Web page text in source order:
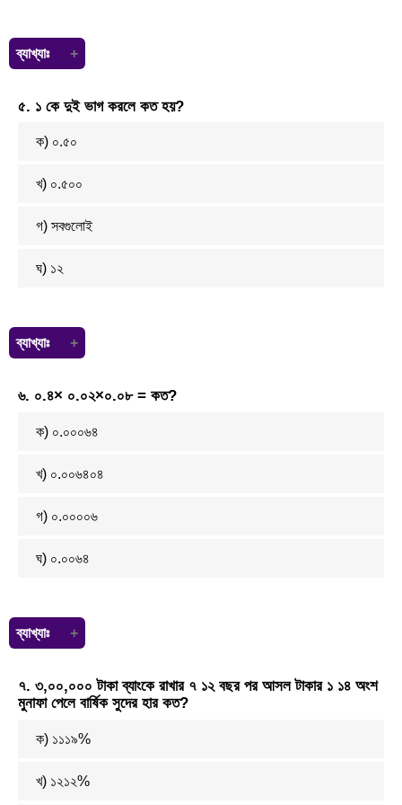
ব্যাখ্যাঃ
তিন গুণ হলো ২৭। ২৭ এর তিন গুণ হলো ৮১।
৫. ১ কে দুই ভাগ করলে কত হয়?
ক) ০.৫০
খ) ০.৫০০
গ) সবগুলোই
ঘ) ১২
ব্যাখ্যাঃ
.৫০০×২=১.০০০
সবগুলো একই মান
৬. ০.৪× ০.০২×০.০৮ = কত?
ক) ০.০০০৬৪
খ) ০.০০৬৪০৪
গ) ০.০০০০৬
ঘ) ০.০০৬৪
ব্যাখ্যাঃ
৪×২×৮ = ৬৪। দশমিক এর পরে সংখ্যা গুনে নিন = মোট ৫ টি।
অতএব উত্তর হবে দশমিক এর পরে গুনফল সহ মোট ৫ টি স্যখ্যা ০.০০০৬৪।
৭. ৩,০০,০০০ টাকা ব্যাংকে রাখার ৭ ১২বছর পর আসল টাকার ১ ১৪অংশ
মুনাফা পেলে বার্ষিক সুদের হার কত?
ক) ১১১৯%
খ) ১২১২%